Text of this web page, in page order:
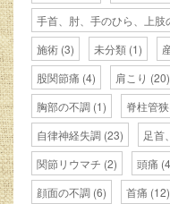
手首、肘、手のひら、上肢
施術 (3) 未分類 (1)
股関節痛 (4) 肩こり (20)
胸部の不調 (1) 脊柱管
自律神経失調 (23) 足首
関節リウマチ (2) 頭痛
顔面の不調 (6) 首痛 (12)